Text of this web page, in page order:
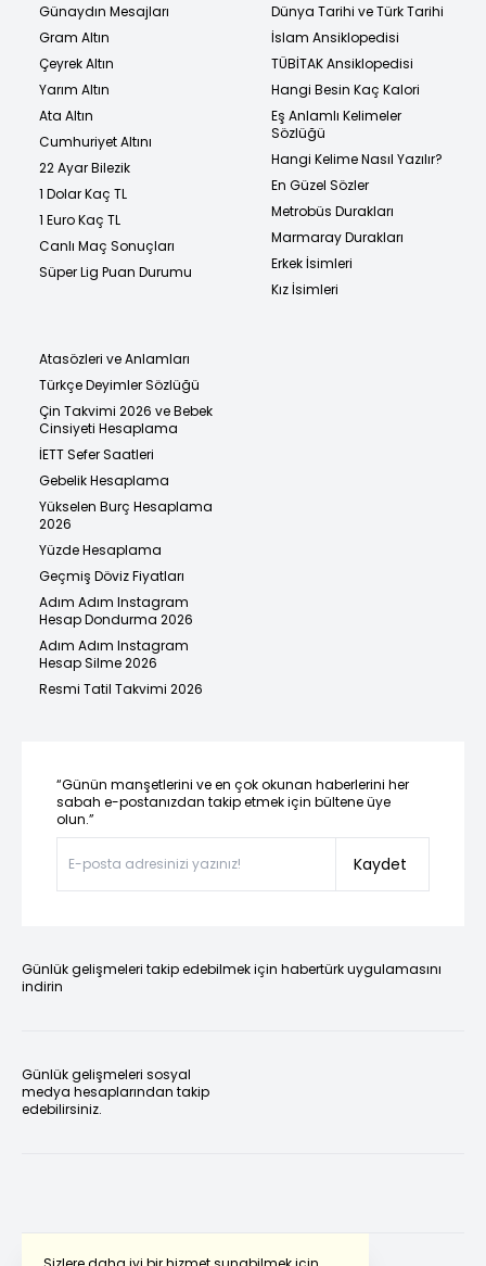
Günaydın Mesajları
Gram Altın
Çeyrek Altın
Yarım Altın
Ata Altın
Cumhuriyet Altını
22 Ayar Bilezik
1 Dolar Kaç TL
1 Euro Kaç TL
Canlı Maç Sonuçları
Süper Lig Puan Durumu
Dünya Tarihi ve Türk Tarihi
İslam Ansiklopedisi
TÜBİTAK Ansiklopedisi
Hangi Besin Kaç Kalori
Eş Anlamlı Kelimeler
Sözlüğü
Hangi Kelime Nasıl Yazılır?
En Güzel Sözler
Metrobüs Durakları
Marmaray Durakları
Erkek İsimleri
Kız İsimleri
Atasözleri ve Anlamları
Türkçe Deyimler Sözlüğü
Çin Takvimi 2026 ve Bebek
Cinsiyeti Hesaplama
İETT Sefer Saatleri
Gebelik Hesaplama
Yükselen Burç Hesaplama
2026
Yüzde Hesaplama
Geçmiş Döviz Fiyatları
Adım Adım Instagram
Hesap Dondurma 2026
Adım Adım Instagram
Hesap Silme 2026
Resmi Tatil Takvimi 2026
“Günün manşetlerini ve en çok okunan haberlerini her
sabah e-postanızdan takip etmek için bültene üye
olun.”
Kaydet
Günlük gelişmeleri takip edebilmek için habertürk uygulamasını
indirin
Günlük gelişmeleri sosyal
medya hesaplarından takip
edebilirsiniz.